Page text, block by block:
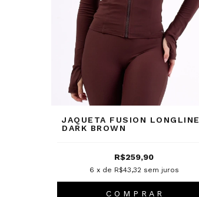
JAQUETA FUSION LONGLINE
DARK BROWN
R$259,90
6 x de R$43,32 sem juros
C O M P R A R